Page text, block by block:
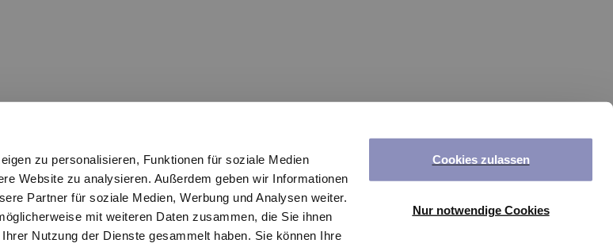
zu personalisieren, Funktionen für soziale Medien
Website zu analysieren. Außerdem geben wir Informationen
Partner für soziale Medien, Werbung und Analysen weiter.
mit weiteren Daten zusammen, die Sie ihnen
Nutzung der Dienste gesammelt haben. Sie können Ihre
Cookies zulassen
Nur notwendige Cookies